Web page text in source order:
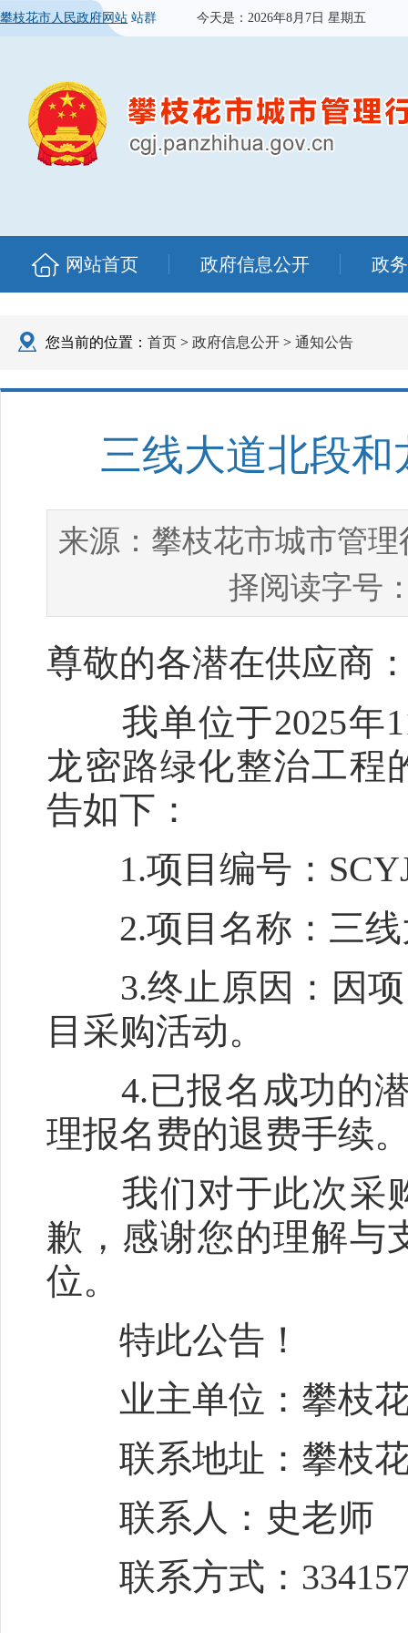
攀枝花市人民政府网站 站群 今天是： 2026年8月7日 星期五
网站首页 政府信息公开 政
您当前的位置： 首页 > 政府信息公开 > 通知公告
三线大道北段
来源： 攀枝花市城市管
择阅读字号
尊敬的各潜在供应商
我单位于2025年
龙密路绿化整治工程
告如下：
1.项目编号：
2.项目名称：三线
3.终止原因：因项
目采购活动。
4.已报名成功的潜
理报名费的退费手续
我们对于此次采购
歉，感谢您的理解与
位。
特此公告！
业主单位：攀枝花
联系地址：攀枝花
联系人：史老师
联系方式：